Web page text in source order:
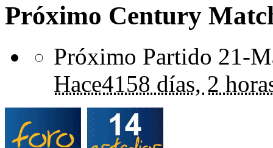
Próximo Century
Próximo Partido 21-
Hace4158 días, 2